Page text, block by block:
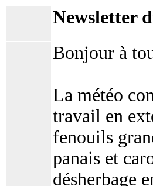
Newsletter
Bonjour à
La météo
travail en
fenouils
panais et
désherbage